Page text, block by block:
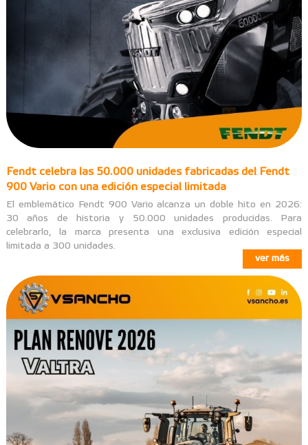
Fendt celebra las 50.000 unidades fabricadas del Fendt
900 Vario con una edición especial limitada
El emblemático Fendt 900 Vario alcanza un doble hito en 2026:
30 años de historia y 50.000 unidades producidas. Para
celebrarlo, la marca presenta una exclusiva edición especial
limitada a 300 unidades.
ver más